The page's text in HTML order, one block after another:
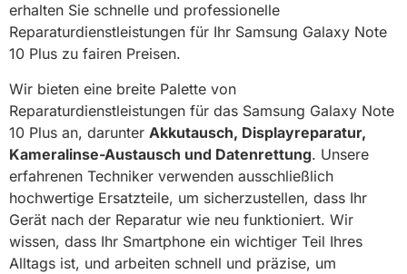
erhalten Sie schnelle und professionelle
Reparaturdienstleistungen für Ihr Samsung Galaxy Note
10 Plus zu fairen Preisen.
Wir bieten eine breite Palette von
Reparaturdienstleistungen für das Samsung Galaxy Note
10 Plus an, darunter Akkutausch, Displayreparatur,
Kameralinse-Austausch und Datenrettung. Unsere
erfahrenen Techniker verwenden ausschließlich
hochwertige Ersatzteile, um sicherzustellen, dass Ihr
Gerät nach der Reparatur wie neu funktioniert. Wir
wissen, dass Ihr Smartphone ein wichtiger Teil Ihres
Alltags ist, und arbeiten schnell und präzise, um